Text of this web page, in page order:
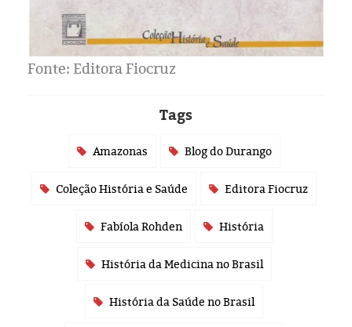
Fonte: Editora Fiocruz
Tags
Amazonas Blog do Durango
Coleção História e Saúde Editora Fiocruz
Fabíola Rohden História
História da Medicina no Brasil
História da Saúde no Brasil